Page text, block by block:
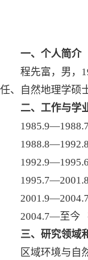
一、个人简介
程先富，男，
任、自然地理学硕
二、工作与学
2004.7—至今
三、研究领域
区域环境与自